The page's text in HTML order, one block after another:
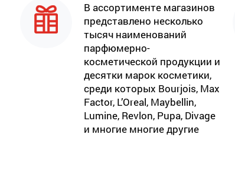
В ассортименте магазинов
представлено несколько
тысяч наименований
парфюмерно-
косметической продукции и
десятки марок косметики,
среди которых Bourjois, Max
Factor, L’Oreal, Maybellin,
Lumine, Revlon, Pupa, Divage
и многие многие другие